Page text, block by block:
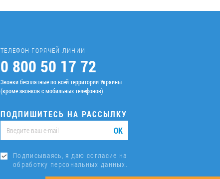
ТЕЛЕФОН ГОРЯЧЕЙ ЛИНИИ
0 800 50 17 72
Звонки бесплатные по всей территории Украины
(кроме звонков с мобильных телефонов)
ПОДПИШИТЕСЬ НА РАССЫЛКУ
ОК
Подписываясь, я даю согласие на
обработку персональных данных.